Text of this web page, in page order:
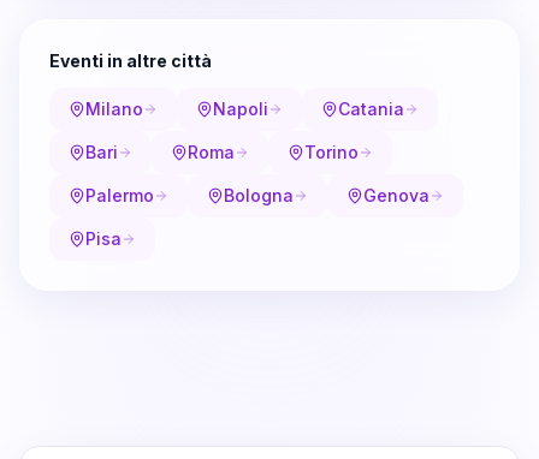
Eventi in altre città
Milano Napoli Catania
Bari Roma Torino
Palermo Bologna Genova
Pisa